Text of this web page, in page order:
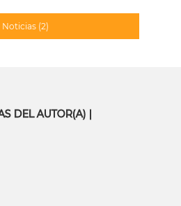
Noticias(2)
DEL AUTOR(A) |